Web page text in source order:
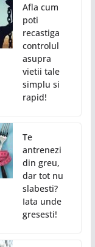
Afla cum
poti
recastiga
controlul
asupra
vietii tale
simplu si
rapid!
Te
antrenezi
din greu,
dar tot nu
slabesti?
Iata unde
gresesti!